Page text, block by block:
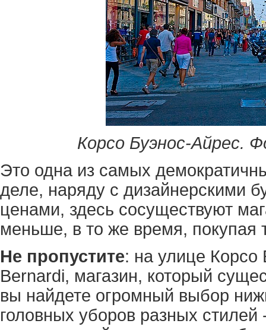
Корсо Буэнос-Айрес.
Это одна из самых
деле, наряду с дизайнерскими
ценами, здесь сосуществуют
меньше, в то же время, покупая
Не пропустите: на улице Корсо
Bernardi, магазин, котоpый
вы найдете огромный выбор
головных уборов разных